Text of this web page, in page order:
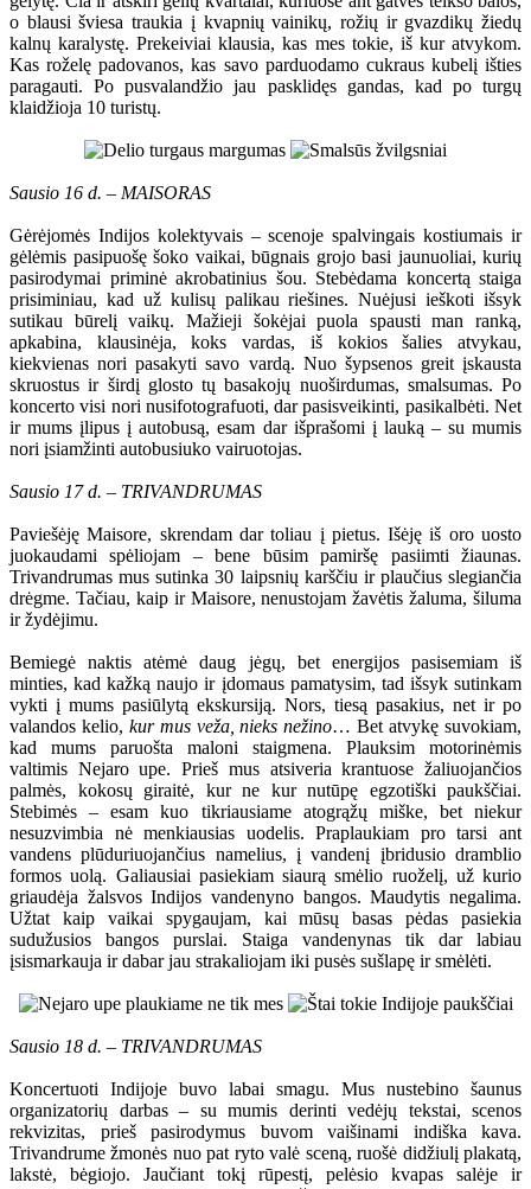
o blausi šviesa traukia į kvapnių vainikų, rožių ir gvazdikų žiedų
kalnų karalystę. Prekeiviai klausia, kas mes tokie, iš kur atvykom.
Kas roželę padovanos, kas savo parduodamo cukraus kubelį išties
paragauti. Po pusvalandžio jau pasklidęs gandas, kad po turgų
klaidžioja 10 turistų.
Sausio 16 d. – MAISORAS
Gėrėjomės Indijos kolektyvais – scenoje spalvingais kostiumais ir
gėlėmis pasipuošę šoko vaikai, būgnais grojo basi jaunuoliai, kurių
pasirodymai priminė akrobatinius šou. Stebėdama koncertą staiga
prisiminiau, kad už kulisų palikau riešines. Nuėjusi ieškoti išsyk
sutikau būrelį vaikų. Mažieji šokėjai puola spausti man ranką,
apkabina, klausinėja, koks vardas, iš kokios šalies atvykau,
kiekvienas nori pasakyti savo vardą. Nuo šypsenos greit įskausta
skruostus ir širdį glosto tų basakojų nuoširdumas, smalsumas. Po
koncerto visi nori nusifotografuoti, dar pasisveikinti, pasikalbėti. Net
ir mums įlipus į autobusą, esam dar išprašomi į lauką – su mumis
nori įsiamžinti autobusiuko vairuotojas.
Sausio 17 d. – TRIVANDRUMAS
Paviešėję Maisore, skrendam dar toliau į pietus. Išėję iš oro uosto
juokaudami spėliojam – bene būsim pamiršę pasiimti žiaunas.
Trivandrumas mus sutinka 30 laipsnių karščiu ir plaučius slegiančia
drėgme. Tačiau, kaip ir Maisore, nenustojam žavėtis žaluma, šiluma
ir žydėjimu.
Bemiegė naktis atėmė daug jėgų, bet energijos pasisemiam iš
minties, kad kažką naujo ir įdomaus pamatysim, tad išsyk sutinkam
vykti į mums pasiūlytą ekskursiją. Nors, tiesą pasakius, net ir po
valandos kelio, kur mus veža, nieks nežino… Bet atvykę suvokiam,
kad mums paruošta maloni staigmena. Plauksim motorinėmis
valtimis Nejaro upe. Prieš mus atsiveria krantuose žaliuojančios
palmės, kokosų giraitė, kur ne kur nutūpę egzotiški paukščiai.
Stebimės – esam kuo tikriausiame atogrąžų miške, bet niekur
nesuzvimbia nė menkiausias uodelis. Praplaukiam pro tarsi ant
vandens plūduriuojančius namelius, į vandenį įbridusio dramblio
formos uolą. Galiausiai pasiekiam siaurą smėlio ruoželį, už kurio
griaudėja žalsvos Indijos vandenyno bangos. Maudytis negalima.
Užtat kaip vaikai spygaujam, kai mūsų basas pėdas pasiekia
sudužusios bangos purslai. Staiga vandenynas tik dar labiau
įsismarkauja ir dabar jau strakaliojam iki pusės sušlapę ir smėlėti.
Sausio 18 d. – TRIVANDRUMAS
Koncertuoti Indijoje buvo labai smagu. Mus nustebino šaunus
organizatorių darbas – su mumis derinti vedėjų tekstai, scenos
rekvizitas, prieš pasirodymus buvom vaišinami indiška kava.
Trivandrume žmonės nuo pat ryto valė sceną, ruošė didžiulį plakatą,
lakstė, bėgiojo. Jaučiant tokį rūpestį, pelėsio kvapas salėje ir